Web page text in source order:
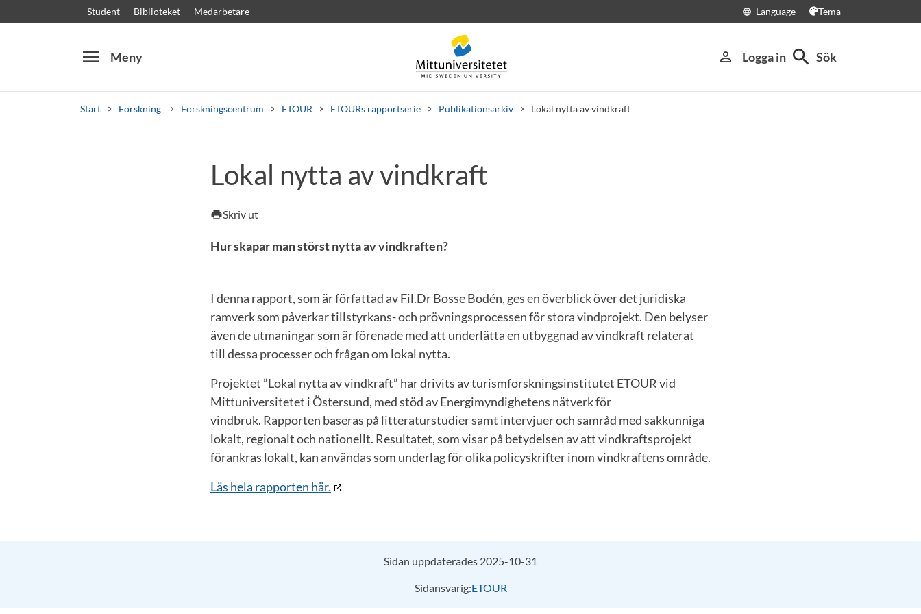
Student Biblioteket Medarbetare language Language Tema
menu Meny person_outline Logga in search Sök
Start Forskning Forskningscentrum ETOUR ETOURs rapportserie Publikationsarkiv Lokal nytta av vindkraft
Kursplaner VälkomstbrevPersonal Lediga jobb
Lokal nytta av vindkraft
printSkriv ut
Hur skapar man störst nytta av vindkraften?
I denna rapport, som är författad av Fil.Dr Bosse Bodén, ges en överblick över det juridiska
ramverk som påverkar tillstyrkans- och prövningsprocessen för stora vindprojekt. Den belyser
även de utmaningar som är förenade med att underlätta en utbyggnad av vindkraft relaterat
till dessa processer och frågan om lokal nytta.
Projektet ”Lokal nytta av vindkraft” har drivits av turismforskningsinstitutet ETOUR vid
Mittuniversitetet i Östersund, med stöd av Energimyndighetens nätverk för
vindbruk. Rapporten baseras på litteraturstudier samt intervjuer och samråd med sakkunniga
lokalt, regionalt och nationellt. Resultatet, som visar på betydelsen av att vindkraftsprojekt
förankras lokalt, kan användas som underlag för olika policyskrifter inom vindkraftens område.
Läs hela rapporten här.
Sidan uppdaterades 2025-10-31
Sidansvarig:ETOUR